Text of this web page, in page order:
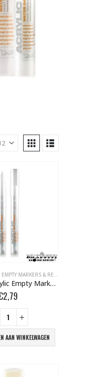
,MARKERS BOMBER.NL
+ TIPS BOMBER.NL
EMPTY MARKERS & REFILLS
Montana Acrylic Empty Marker 0.7mm 324734
2,79
AAN WINKELWAGEN